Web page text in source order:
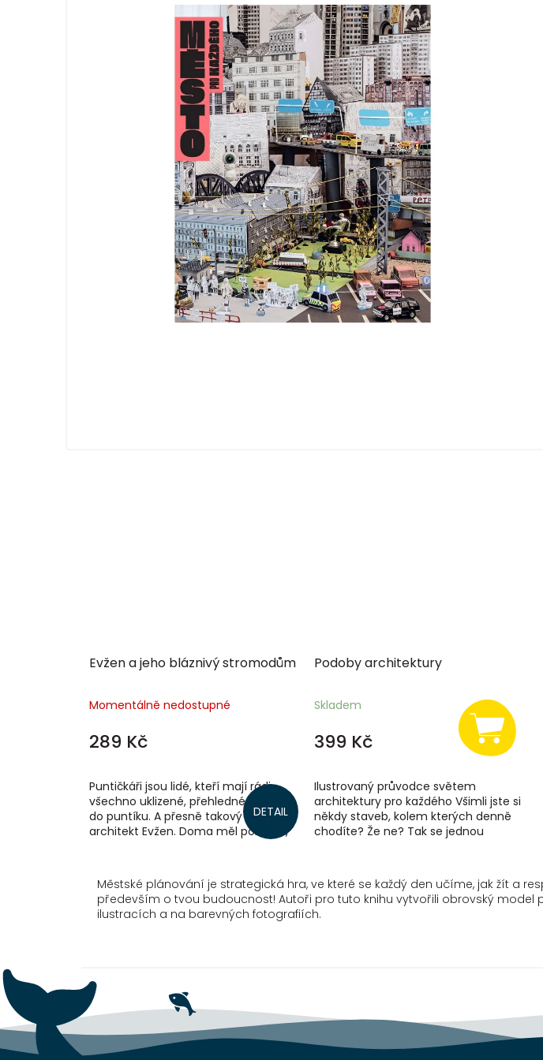
Evžen a jeho bláznivý stromodům
Momentálně nedostupné
289 Kč
DETAIL
Puntičkáři jsou lidé, kteří mají rádi
všechno uklizené, přehledné, zkrátka
do puntíku. A přesně takový byl
architekt Evžen. Doma měl pořádek,
Podoby architektury
Skladem
399 Kč
Ilustrovaný průvodce světem
architektury pro každého Všimli jste si
někdy staveb, kolem kterých denně
chodíte? Že ne? Tak se jednou
Městské plánování je strategická hra, ve které se každý den učíme, jak žít a
především o tvou budoucnost! Autoři pro tuto knihu vytvořili obrovský
ilustracích a na barevných fotografiích.